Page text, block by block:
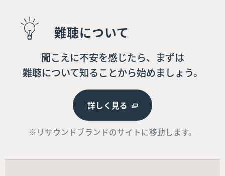
難聴について
聞こえに不安を感じたら、まずは
難聴について知ることから始めましょう。
詳しく見る
※リサウンドブランドのサイトに移動します。